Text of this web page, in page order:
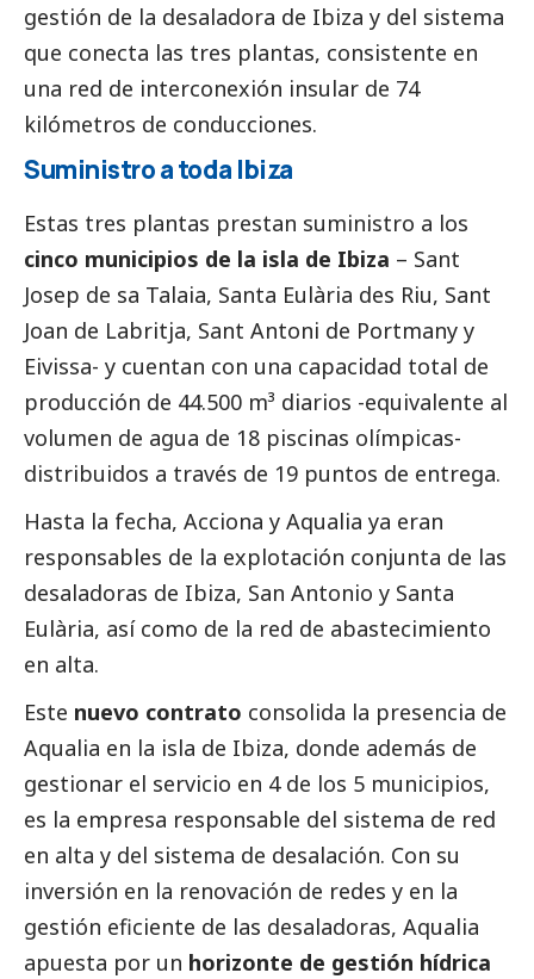
gestión de la desaladora de Ibiza y del sistema
que conecta las tres plantas, consistente en
una red de interconexión insular de 74
kilómetros de conducciones.
Suministro a toda Ibiza
Estas tres plantas prestan suministro a los
cinco municipios de la isla de Ibiza – Sant
Josep de sa Talaia, Santa Eulària des Riu, Sant
Joan de Labritja, Sant Antoni de Portmany y
Eivissa- y cuentan con una capacidad total de
producción de 44.500 m³ diarios -equivalente al
volumen de agua de 18 piscinas olímpicas-
distribuidos a través de 19 puntos de entrega.
Hasta la fecha, Acciona y Aqualia ya eran
responsables de la explotación conjunta de las
desaladoras de Ibiza, San Antonio y Santa
Eulària, así como de la red de abastecimiento
en alta.
Este nuevo contrato consolida la presencia de
Aqualia en la isla de Ibiza, donde además de
gestionar el servicio en 4 de los 5 municipios,
es la empresa responsable del sistema de red
en alta y del sistema de desalación. Con su
inversión en la renovación de redes y en la
gestión eficiente de las desaladoras, Aqualia
apuesta por un horizonte de gestión hídrica